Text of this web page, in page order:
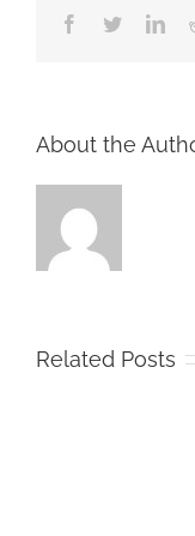
Facebook
Twitter
About the
Related Posts